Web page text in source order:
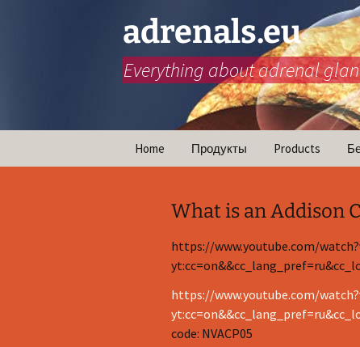
adrenals.eu
Everything about adrenal
Home Продукты Products
What is an Addison
https://www.youtube.com/
https://www.youtube.com/
code: NVACP05